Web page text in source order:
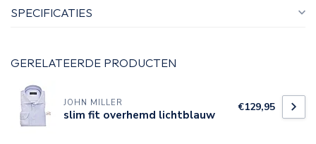
SPECIFICATIES
GERELATEERDE PRODUCTEN
JOHN MILLER
slim fit overhemd lichtblauw €129,95